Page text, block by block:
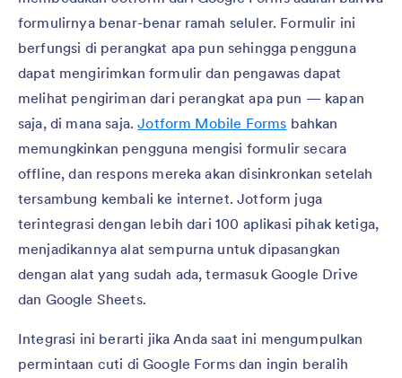
formulirnya benar-benar ramah seluler. Formulir ini
berfungsi di perangkat apa pun sehingga pengguna
dapat mengirimkan formulir dan pengawas dapat
melihat pengiriman dari perangkat apa pun — kapan
saja, di mana saja.Jotform Mobile Forms bahkan
memungkinkan pengguna mengisi formulir secara
offline, dan respons mereka akan disinkronkan setelah
tersambung kembali ke internet. Jotform juga
terintegrasi dengan lebih dari 100 aplikasi pihak ketiga,
menjadikannya alat sempurna untuk dipasangkan
dengan alat yang sudah ada, termasuk Google Drive
dan Google Sheets.
Integrasi ini berarti jika Anda saat ini mengumpulkan
permintaan cuti di Google Forms dan ingin beralih